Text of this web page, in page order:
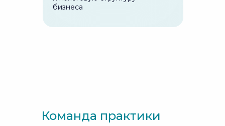
бизнеса
Команда практики